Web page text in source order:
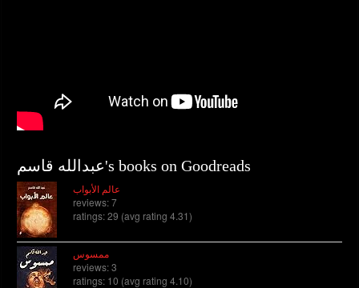
عبدالله قاسم's books on Goodreads
عالم الأبواب
reviews: 7
ratings: 29 (avg rating 4.31)
ممسوس
reviews: 3
ratings: 10 (avg rating 4.10)